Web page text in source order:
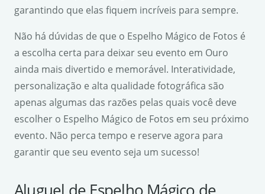
garantindo que elas fiquem incríveis para sempre.
Não há dúvidas de que o Espelho Mágico de Fotos é
a escolha certa para deixar seu evento em Ouro
ainda mais divertido e memorável. Interatividade,
personalização e alta qualidade fotográfica são
apenas algumas das razões pelas quais você deve
escolher o Espelho Mágico de Fotos em seu próximo
evento. Não perca tempo e reserve agora para
garantir que seu evento seja um sucesso!
Aluguel de Espelho Mágico de